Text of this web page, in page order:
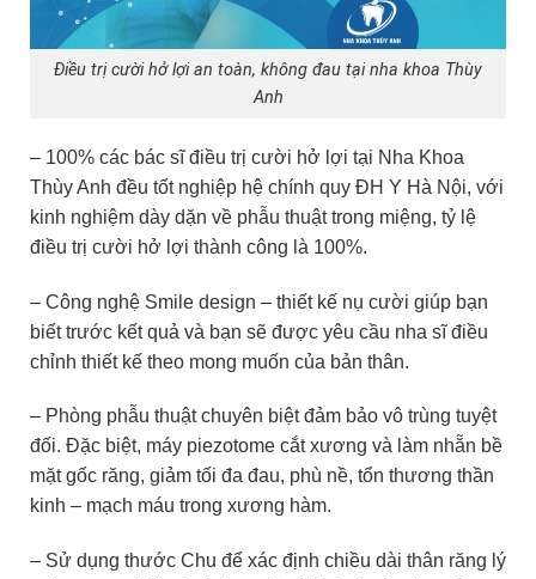
Điều trị cười hở lợi an toàn, không đau tại nha khoa Thùy
Anh
– 100% các bác sĩ điều trị cười hở lợi tại Nha Khoa
Thùy Anh đều tốt nghiệp hệ chính quy ĐH Y Hà Nội, với
kinh nghiệm dày dặn về phẫu thuật trong miệng, tỷ lệ
điều trị cười hở lợi thành công là 100%.
– Công nghệ Smile design – thiết kế nụ cười giúp bạn
biết trước kết quả và bạn sẽ được yêu cầu nha sĩ điều
chỉnh thiết kế theo mong muốn của bản thân.
– Phòng phẫu thuật chuyên biệt đảm bảo vô trùng tuyệt
đối. Đặc biệt, máy piezotome cắt xương và làm nhẵn bề
mặt gốc răng, giảm tối đa đau, phù nề, tổn thương thần
kinh – mạch máu trong xương hàm.
– Sử dụng thước Chu để xác định chiều dài thân răng lý